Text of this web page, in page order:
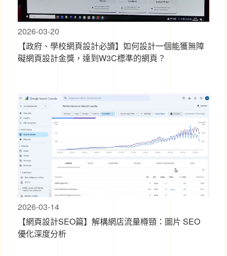
2026-03-20
【政府、學校網頁設計必讀】如何設計一個能獲無障
礙網頁設計金獎，達到W3C標準的網頁？
2026-03-14
【網頁設計SEO篇】解構網店流量樽頸：圖片 SEO
優化深度分析